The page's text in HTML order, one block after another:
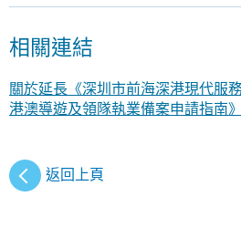
相關連結
關於延長《深圳市前海深港現代服
港澳導遊及領隊執業備案申請指南
返回上頁